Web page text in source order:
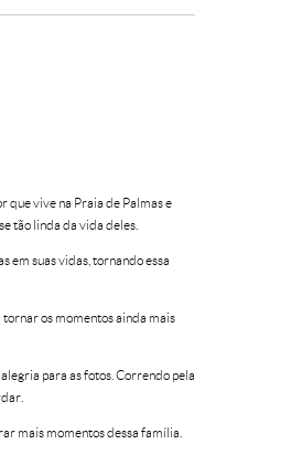
que vive na Praia de Palmas e
tão linda da vida deles.
em suas vidas, tornando essa
tornar os momentos ainda mais
para as fotos. Correndo pela
mais momentos dessa família.